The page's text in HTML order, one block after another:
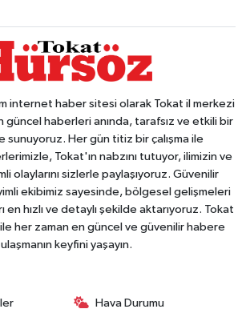
internet haber sitesi olarak Tokat il merkezi
güncel haberleri anında, tarafsız ve etkili bir
sunuyoruz. Her gün titiz bir çalışma ile
Tokat'ın nabzını tutuyor, ilimizin ve
olaylarını sizlerle paylaşıyoruz. Güvenilir
ekibimiz sayesinde, bölgesel gelişmeleri
en hızlı ve detaylı şekilde aktarıyoruz. Tokat
her zaman en güncel ve güvenilir habere
ulaşmanın keyfini yaşayın.
Hava Durumu